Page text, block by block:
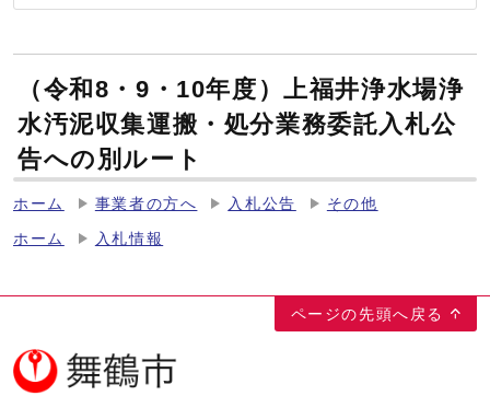
（令和8・9・10年度）上福井浄水場浄
水汚泥収集運搬・処分業務委託入札公
告への別ルート
ホーム 事業者の方へ 入札公告 その他
ホーム 入札情報
ページの先頭へ戻る